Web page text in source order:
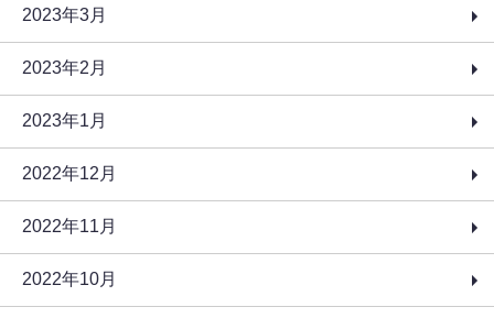
2023年3月
2023年2月
2023年1月
2022年12月
2022年11月
2022年10月